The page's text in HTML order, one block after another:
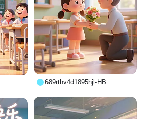
689rthv4d1895hjl-HB